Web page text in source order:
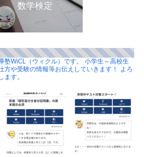
数学検定
塾WiCL（ウィクル）です。
小学生～高校生
方や受験の情報等お伝えしていきます！
よろ
ます。